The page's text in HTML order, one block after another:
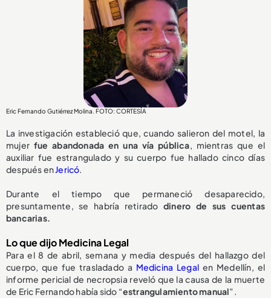
Eric Fernando Gutiérrez Molina. FOTO: CORTESÍA
La investigación estableció que, cuando salieron del motel, la
mujer fue abandonada en una vía pública, mientras que el
auxiliar fue estrangulado y su cuerpo fue hallado cinco días
después enJericó.
Durante el tiempo que permaneció desaparecido,
presuntamente, se habría retirado dinero de sus cuentas
bancarias.
Lo que dijo Medicina Legal
Para el 8 de abril, semana y media después del hallazgo del
cuerpo, que fue trasladado a Medicina Legal en Medellín, el
informe pericial de necropsia reveló que la causa de la muerte
de Eric Fernando había sido “estrangulamiento manual”.